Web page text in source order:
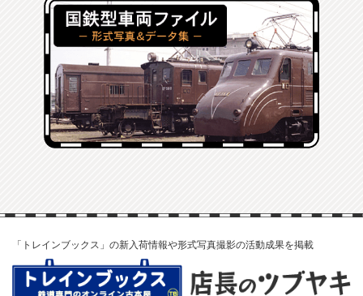
「トレインブックス」の新入荷情報や形式写真撮影の活動成果を掲載